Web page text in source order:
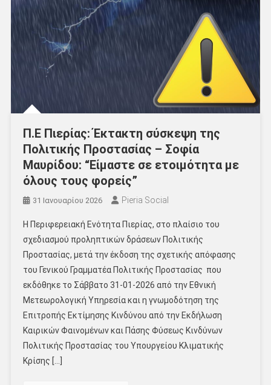
Π.Ε Πιερίας: Έκτακτη σύσκεψη της
Πολιτικής Προστασίας – Σοφία
Μαυρίδου: “Είμαστε σε ετοιμότητα με
όλους τους φορείς”
31 Ιανουαρίου 2026 Pieria Social
Η Περιφερειακή Ενότητα Πιερίας, στο πλαίσιο του
σχεδιασμού προληπτικών δράσεων Πολιτικής
Προστασίας, μετά την έκδοση της σχετικής απόφασης
του Γενικού Γραμματέα Πολιτικής Προστασίας που
εκδόθηκε το Σάββατο 31-01-2026 από την Εθνική
Μετεωρολογική Υπηρεσία και η γνωμοδότηση της
Επιτροπής Εκτίμησης Κινδύνου από την Εκδήλωση
Καιρικών Φαινομένων και Πάσης Φύσεως Κινδύνων
Πολιτικής Προστασίας του Υπουργείου Κλιματικής
Κρίσης […]